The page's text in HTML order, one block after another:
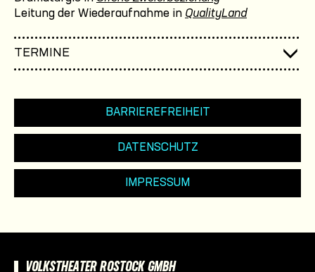
Leitung der Wiederaufnahme in QualityLand
TERMINE
BARRIEREFREIHEIT
DATENSCHUTZ
IMPRESSUM
VOLKSTHEATER ROSTOCK GMBH